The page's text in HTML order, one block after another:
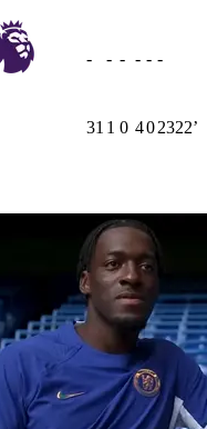
- - - - - -
31 1 0 402322ʼ